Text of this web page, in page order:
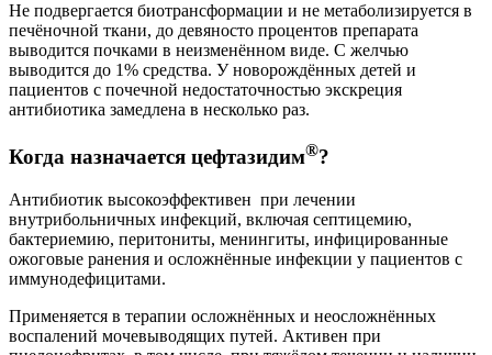
Не подвергается биотрансформации и не метаболизируется в
печёночной ткани, до девяносто процентов препарата
выводится почками в неизменённом виде. С желчью
выводится до 1% средства. У новорождённых детей и
пациентов с почечной недостаточностью экскреция
антибиотика замедлена в несколько раз.
Когда назначается цефтазидим®?
Антибиотик высокоэффективен при лечении
внутрибольничных инфекций, включая септицемию,
бактериемию, перитониты, менингиты, инфицированные
ожоговые ранения и осложнённые инфекции у пациентов с
иммунодефицитами.
Применяется в терапии осложнённых и неосложнённых
воспалений мочевыводящих путей. Активен при